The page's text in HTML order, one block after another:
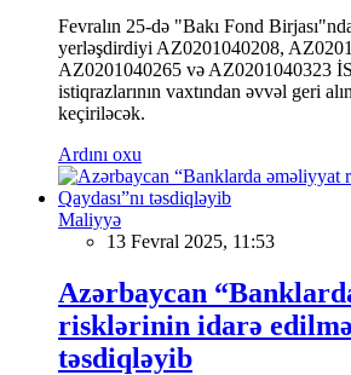
Fevralın 25-də "Bakı Fond
yerləşdirdiyi AZ0201040208,
AZ0201040265 və AZ0201040323
istiqrazlarının vaxtından əvvəl geri
keçiriləcək.
Ardını oxu
Maliyyə
13 Fevral 2025, 11:53
Azərbaycan
risklərinin idarə
təsdiqləyib